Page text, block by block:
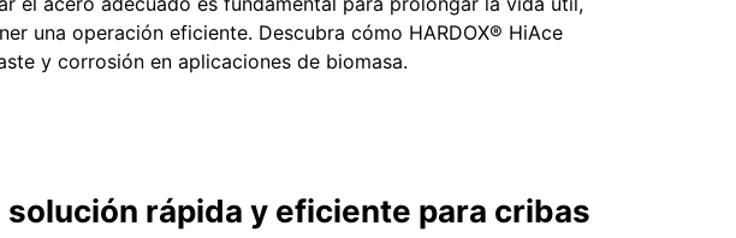
una operación eficiente. Descubra cómo HARDOX® HiAce
y corrosión en aplicaciones de biomasa.
solución rápida y eficiente para cribas